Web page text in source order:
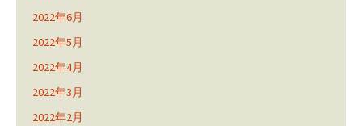
2022年6月
2022年5月
2022年4月
2022年3月
2022年2月